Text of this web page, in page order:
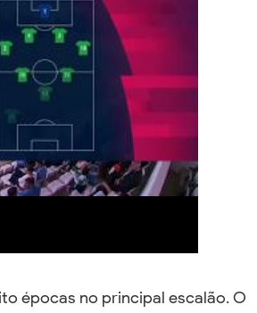
épocas no principal escalão. O